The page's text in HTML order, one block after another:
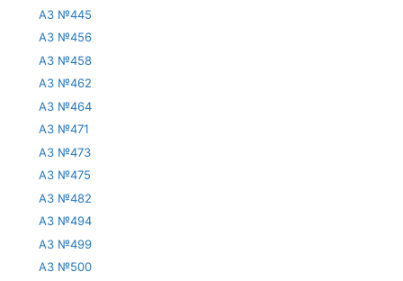
АЗ №445
АЗ №456
АЗ №458
АЗ №462
АЗ №464
АЗ №471
АЗ №473
АЗ №475
АЗ №482
АЗ №494
АЗ №499
АЗ №500